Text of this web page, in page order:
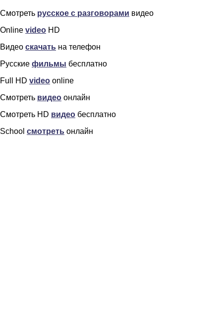
Смотреть русское с разговорами видео
Online video HD
Видео скачать на телефон
Русские фильмы бесплатно
Full HD video online
Смотреть видео онлайн
Смотреть HD видео бесплатно
School смотреть онлайн